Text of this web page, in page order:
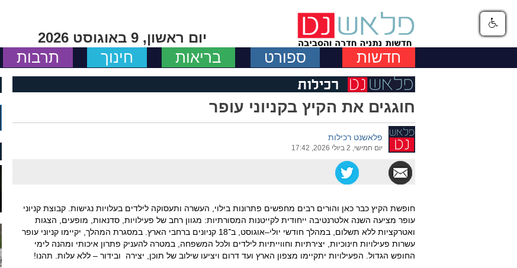
יום ראשון, 9 באוגוסט 2026
חדשות ספורט בריאות חינוך תרבות
חוגגים את הקיץ בקניוני עופר
פלאשנט רכילות
יום חמישי, 2 ביולי 2026, 17:42
חופשת הקיץ כבר כאן והורים רבים מחפשים פתרונות בילוי, העשרה ותעסוקה לילדים בעלויות נגישות. קבוצת קניוני
עופר מציעה השנה אלטרנטיבה ייחודית לקייטנות המסורתיות: מגוון רחב של פעילויות, סדנאות, מופעים, הצגות
ואטרקציות ללא תשלום, במהלך חודשי יולי–אוגוסט, ב־18 קניונים ברחבי הארץ. במסגרת המהלך, יקיימו קניוני עופר
עשרות פעילויות חינוכיות, יצירתיות וחווייתיות לילדים ולכל המשפחה, במטרה להעניק פתרון איכותי ומהנה לימי
החופש הגדול. הפעילויות יתקיימו מצפון הארץ ועד דרום ויציעו שילוב של תוכן, יצירה ובידור – ללא עלות. תהנו!